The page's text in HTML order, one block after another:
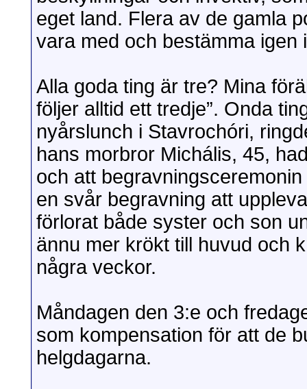
eget land. Flera av de gamla
vara med och bestämma igen
Alla goda ting är tre? Mina
följer alltid ett tredje”. Onda
nyårslunch i Stavrochóri,
hans morbror Michális, 45,
och att
en svår begravning att
förlorat både syster och son
ännu mer krökt till huvud och
några veckor.
Måndagen den 3:e och
som kompensation för att de
helgdagarna.